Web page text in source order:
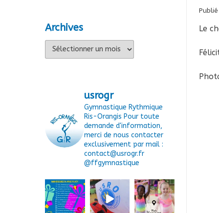
Le
Archives
Archives
usrogr
Gymnastique Rythmique
Ris-Orangis Pour toute
demande d'information,
merci de nous contacter
exclusivement par mail :
contact@usrogr.fr
@ffgymnastique